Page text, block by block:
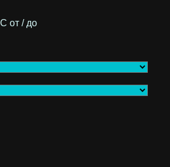
от / до